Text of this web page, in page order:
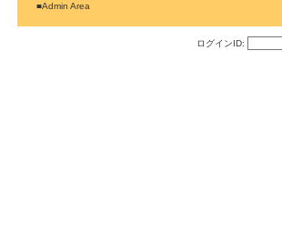
■Admin Area
ログインID: